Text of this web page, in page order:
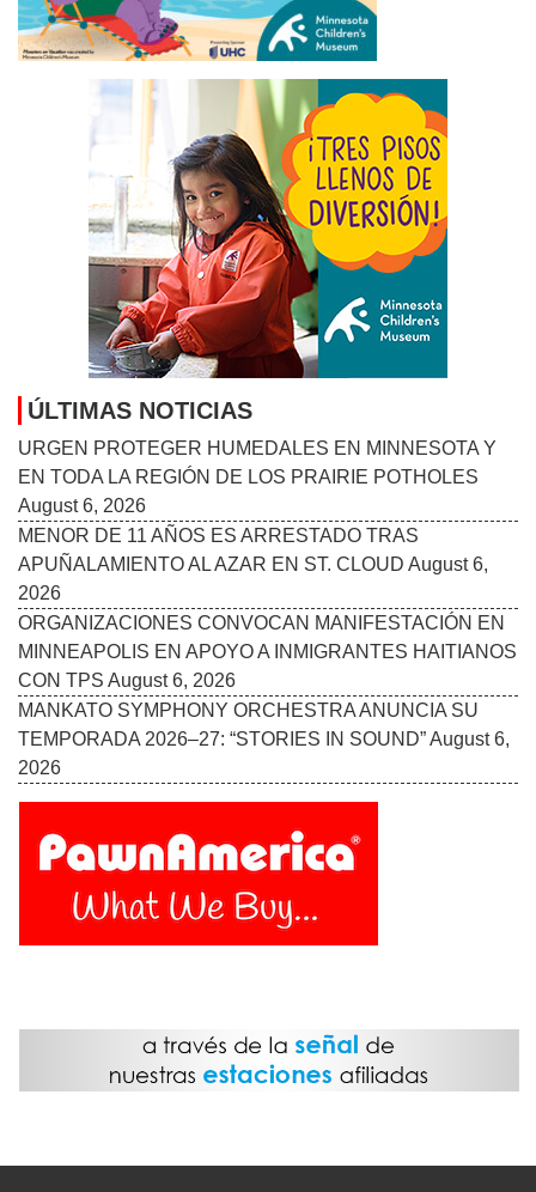
ÚLTIMAS NOTICIAS
URGEN PROTEGER HUMEDALES EN MINNESOTA Y
EN TODA LA REGIÓN DE LOS PRAIRIE POTHOLES
August 6, 2026
MENOR DE 11 AÑOS ES ARRESTADO TRAS
APUÑALAMIENTO AL AZAR EN ST. CLOUD
ORGANIZACIONES CONVOCAN MANIFESTACIÓN EN
MINNEAPOLIS EN APOYO A INMIGRANTES HAITIANOS
CON TPS August 6, 2026
MANKATO SYMPHONY ORCHESTRA ANUNCIA SU
TEMPORADA 2026–27: “STORIES IN SOUND”August 6,
2026